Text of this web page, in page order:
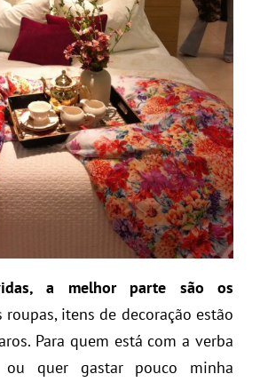
a melhor parte são os
roupas, itens de decoração estão
Para quem está com a verba
ou quer gastar pouco minha